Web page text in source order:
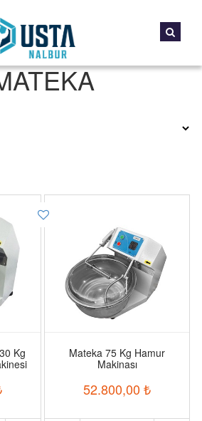
Kg
Mateka 75 Kg Hamur
Makinası
52.800,00 ₺